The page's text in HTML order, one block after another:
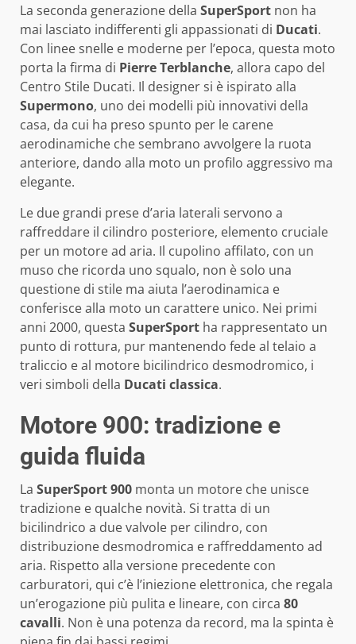
La seconda generazione della SuperSport non ha
mai lasciato indifferenti gli appassionati di Ducati.
Con linee snelle e moderne per l’epoca, questa moto
porta la firma di Pierre Terblanche, allora capo del
Centro Stile Ducati. Il designer si è ispirato alla
Supermono, uno dei modelli più innovativi della
casa, da cui ha preso spunto per le carene
aerodinamiche che sembrano avvolgere la ruota
anteriore, dando alla moto un profilo aggressivo ma
elegante.
Le due grandi prese d’aria laterali servono a
raffreddare il cilindro posteriore, elemento cruciale
per un motore ad aria. Il cupolino affilato, con un
muso che ricorda uno squalo, non è solo una
questione di stile ma aiuta l’aerodinamica e
conferisce alla moto un carattere unico. Nei primi
anni 2000, questa SuperSport ha rappresentato un
punto di rottura, pur mantenendo fede al telaio a
traliccio e al motore bicilindrico desmodromico, i
veri simboli della Ducati classica.
Motore 900: tradizione e
guida fluida
La SuperSport 900 monta un motore che unisce
tradizione e qualche novità. Si tratta di un
bicilindrico a due valvole per cilindro, con
distribuzione desmodromica e raffreddamento ad
aria. Rispetto alla versione precedente con
carburatori, qui c’è l’iniezione elettronica, che regala
un’erogazione più pulita e lineare, con circa 80
cavalli. Non è una potenza da record, ma la spinta è